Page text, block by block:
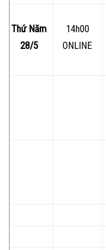
Thứ Năm
28/5
14h00
ONLINE